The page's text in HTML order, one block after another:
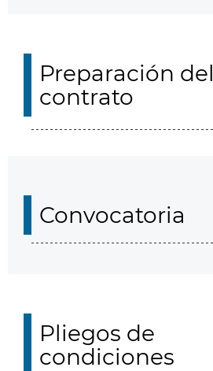
Preparación del
contrato
Convocatoria
Pliegos de
condiciones